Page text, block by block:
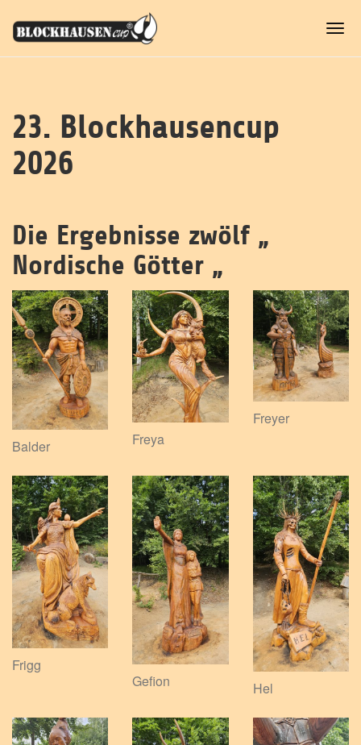
main
23. Blockhausencup
2026
Die Ergebnisse zwölf „
Nordische Götter „
Balder Freya
Freyer
Frigg
Gefion
Hel